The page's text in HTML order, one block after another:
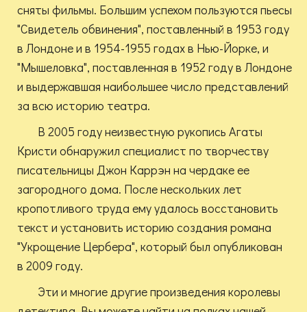
сняты фильмы. Большим успехом пользуются пьесы
"Свидетель обвинения", поставленный в 1953 году
в Лондоне и в 1954-1955 годах в Нью-Йорке, и
"Мышеловка", поставленная в 1952 году в Лондоне
и выдержавшая наибольшее число представлений
за всю историю театра.
В 2005 году неизвестную рукопись Агаты
Кристи обнаружил специалист по творчеству
писательницы Джон Каррэн на чердаке ее
загородного дома. После нескольких лет
кропотливого труда ему удалось восстановить
текст и установить историю создания романа
"Укрощение Цербера", который был опубликован
в 2009 году.
Эти и многие другие произведения королевы